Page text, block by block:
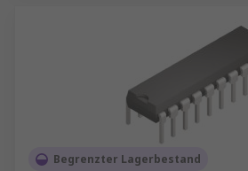
Begrenzter Lagerbestand